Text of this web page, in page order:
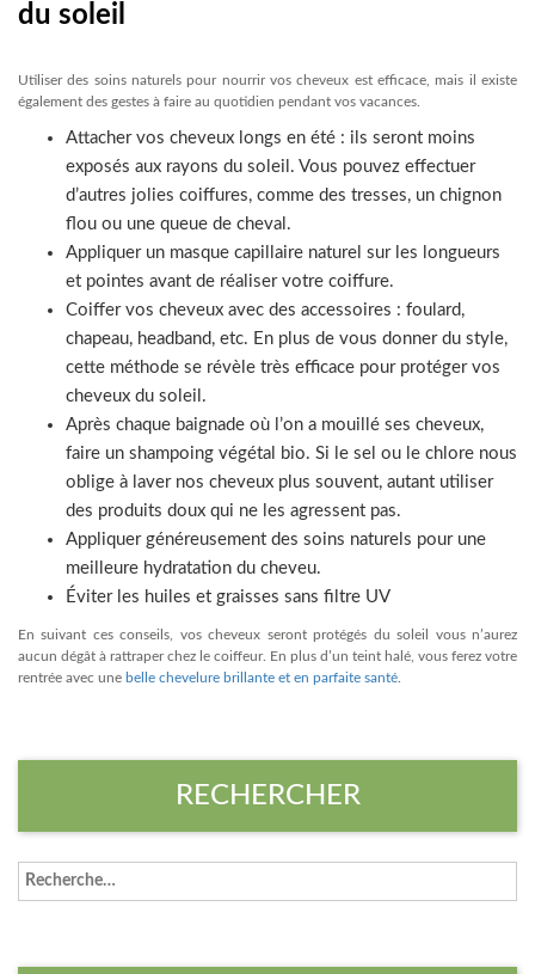
du soleil
Utiliser des soins naturels pour nourrir vos cheveux est efficace, mais il existe
également des gestes à faire au quotidien pendant vos vacances.
Attacher vos cheveux longs en été : ils seront moins
exposés aux rayons du soleil. Vous pouvez effectuer
d’autres jolies coiffures, comme des tresses, un chignon
flou ou une queue de cheval.
Appliquer un masque capillaire naturel sur les longueurs
et pointes avant de réaliser votre coiffure.
Coiffer vos cheveux avec des accessoires : foulard,
chapeau, headband, etc. En plus de vous donner du style,
cette méthode se révèle très efficace pour protéger vos
cheveux du soleil.
Après chaque baignade où l’on a mouillé ses cheveux,
faire un shampoing végétal bio. Si le sel ou le chlore nous
oblige à laver nos cheveux plus souvent, autant utiliser
des produits doux qui ne les agressent pas.
Appliquer généreusement des soins naturels pour une
meilleure hydratation du cheveu.
Éviter les huiles et graisses sans filtre UV
En suivant ces conseils, vos cheveux seront protégés du soleil vous n’aurez
aucun dégât à rattraper chez le coiffeur. En plus d’un teint halé, vous ferez votre
rentrée avec une belle chevelure brillante et en parfaite santé
RECHERCHER